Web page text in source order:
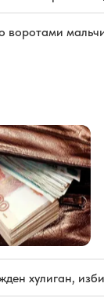
воротами
хулиган,